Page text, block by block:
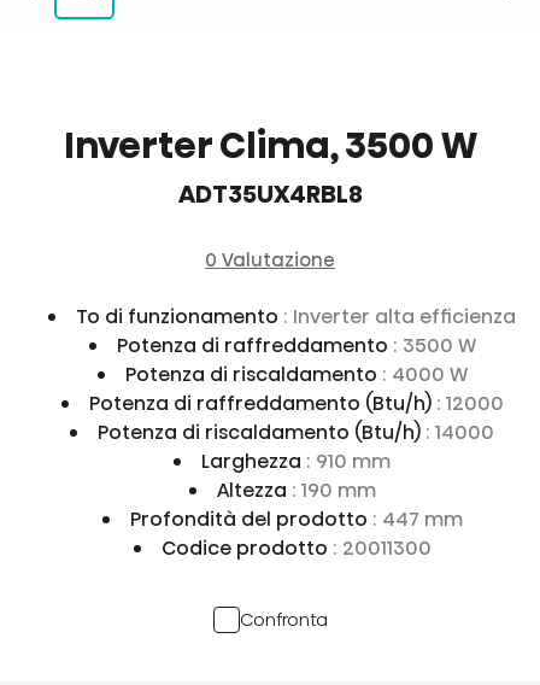
Inverter Clima, 3500 W
ADT35UX4RBL8
0 Valutazione
To di funzionamento : Inverter alta efficienza
Potenza di raffreddamento : 3500 W
Potenza di riscaldamento : 4000 W
Potenza di raffreddamento (Btu/h) : 12000
Potenza di riscaldamento (Btu/h) : 14000
Larghezza : 910 mm
Altezza : 190 mm
Profondità del prodotto : 447 mm
Codice prodotto : 20011300
Confronta